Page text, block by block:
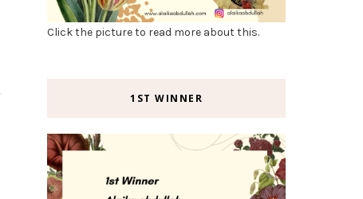
Click the picture to read more about this.
1ST WINNER